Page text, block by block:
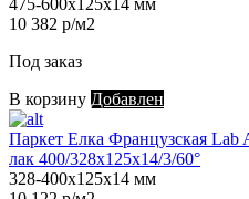
475-600х125х14 мм
10 382 р/м2
Под заказ
В корзину Добавлен
Паркет Елка Французская Lab
лак 400/328х125х14/3/60°
328-400х125х14 мм